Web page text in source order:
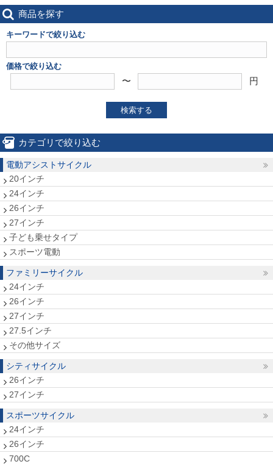
商品を探す
キーワードで絞り込む
価格で絞り込む
〜 円
検索する
カテゴリで絞り込む
電動アシストサイクル
20インチ
24インチ
26インチ
27インチ
子ども乗せタイプ
スポーツ電動
ファミリーサイクル
24インチ
26インチ
27インチ
27.5インチ
その他サイズ
シティサイクル
26インチ
27インチ
スポーツサイクル
24インチ
26インチ
700C